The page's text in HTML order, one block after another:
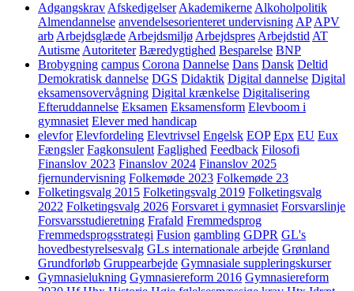
Adgangskrav Afskedigelser Akademikerne Alkoholpolitik
Almendannelse anvendelsesorienteret undervisning AP APV
arb Arbejdsglæde Arbejdsmiljø Arbejdspres Arbejdstid AT
Autisme Autoriteter Bæredygtighed Besparelse BNP
Brobygning campus Corona Dannelse Dans Dansk Deltid
Demokratisk dannelse DGS Didaktik Digital dannelse Digital
eksamensovervågning Digital krænkelse Digitalisering
Efteruddannelse Eksamen Eksamensform Elevboom i
gymnasiet Elever med handicap
elevfor Elevfordeling Elevtrivsel Engelsk EOP Epx EU Eux
Fængsler Fagkonsulent Faglighed Feedback Filosofi
Finanslov 2023 Finanslov 2024 Finanslov 2025
fjernundervisning Folkemøde 2023 Folkemøde 23
Folketingsvalg 2015 Folketingsvalg 2019 Folketingsvalg
2022 Folketingsvalg 2026 Forsvaret i gymnasiet Forsvarslinje
Forsvarsstudieretning Frafald Fremmedsprog
Fremmedsprogsstrategi Fusion gambling GDPR GL's
hovedbestyrelsesvalg GLs internationale arbejde Grønland
Grundforløb Gruppearbejde Gymnasiale suppleringskurser
Gymnasielukning Gymnasiereform 2016 Gymnasiereform